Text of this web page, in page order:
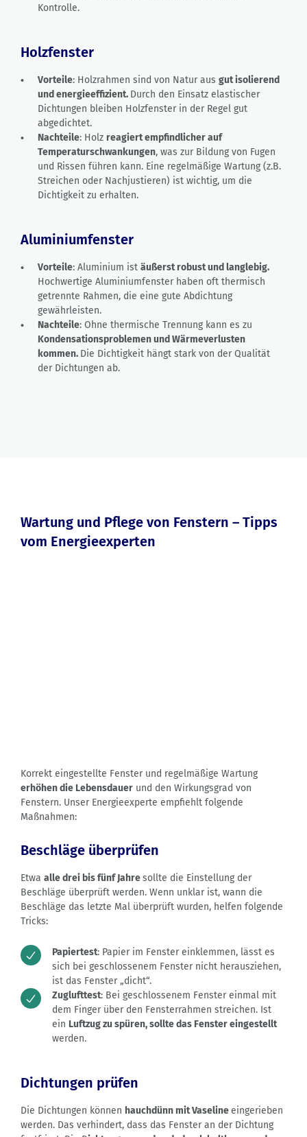
Kontrolle.
Holzfenster
Vorteile: Holzrahmen sind von Natur aus gut isolierend
und energieeffizient. Durch den Einsatz elastischer
Dichtungen bleiben Holzfenster in der Regel gut
abgedichtet.
Nachteile: Holz reagiert empfindlicher auf
Temperaturschwankungen, was zur Bildung von Fugen
und Rissen führen kann. Eine regelmäßige Wartung (z.B.
Streichen oder Nachjustieren) ist wichtig, um die
Dichtigkeit zu erhalten.
Aluminiumfenster
Vorteile: Aluminium ist äußerst robust und langlebig.
Hochwertige Aluminiumfenster haben oft thermisch
getrennte Rahmen, die eine gute Abdichtung
gewährleisten.
Nachteile: Ohne thermische Trennung kann es zu
Kondensationsproblemen und Wärmeverlusten
kommen. Die Dichtigkeit hängt stark von der Qualität
der Dichtungen ab.
Wartung und Pflege von Fenstern – Tipps
vom Energieexperten
Korrekt eingestellte Fenster und regelmäßige Wartung
erhöhen die Lebensdauer und den Wirkungsgrad von
Fenstern. Unser Energieexperte empfiehlt folgende
Maßnahmen:
Beschläge überprüfen
Etwa alle drei bis fünf Jahresollte die Einstellung der
Beschläge überprüft werden. Wenn unklar ist, wann die
Beschläge das letzte Mal überprüft wurden, helfen folgende
Tricks:
Papiertest: Papier im Fenster einklemmen, lässt es
sich bei geschlossenem Fenster nicht herausziehen,
ist das Fenster „dicht“.
Zuglufttest: Bei geschlossenem Fenster einmal mit
dem Finger über den Fensterrahmen streichen. Ist
ein Luftzug zu spüren, sollte das Fenster eingestellt
werden.
Dichtungen prüfen
Die Dichtungen können hauchdünn mit Vaselineeingerieben
werden. Das verhindert, dass das Fenster an der Dichtung